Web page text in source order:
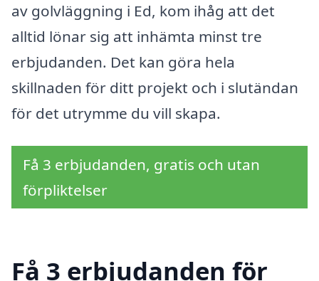
av golvläggning i Ed, kom ihåg att det
alltid lönar sig att in­hämta minst tre
erbjudanden. Det kan göra hela
skillnaden för ditt projekt och i slutändan
för det utrymme du vill skapa.
Få 3 erbjudanden, gratis och utan
förpliktelser
Få 3 erbjudanden för